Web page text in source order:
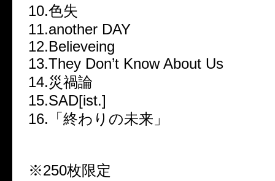
10.色失
11.another DAY
12.Believeing
13.They Don’t Know About Us
14.災禍論
15.SAD[ist.]
16.「終わりの未来」
※250枚限定